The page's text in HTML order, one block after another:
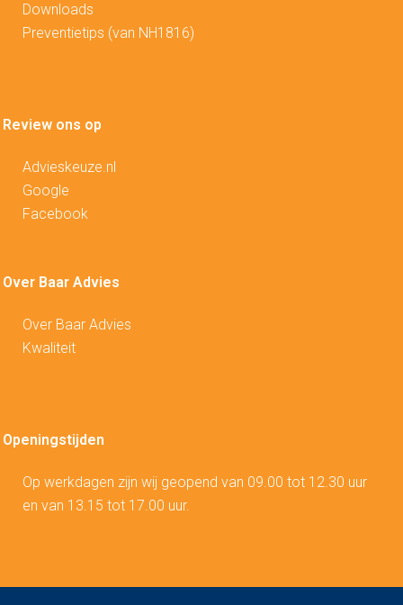
Downloads
Preventietips (van NH1816)
Review ons op
Advieskeuze.nl
Google
Facebook
Over Baar Advies
Over Baar Advies
Kwaliteit
Openingstijden
Op werkdagen zijn wij geopend van 09.00 tot 12.30 uur
en van 13.15 tot 17.00 uur.